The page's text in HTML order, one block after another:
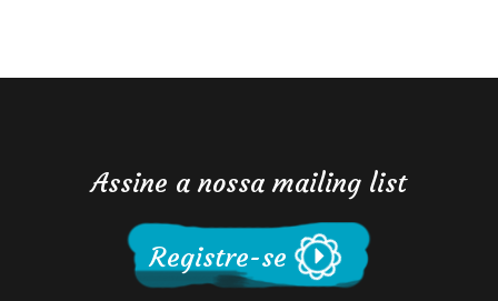
Assine a nossa mailing list
Registre-se